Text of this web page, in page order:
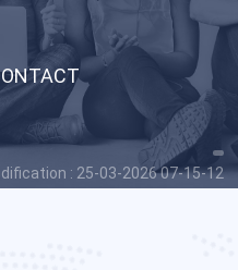
: 25-03-2026 07-15-12